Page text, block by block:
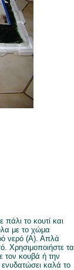
το κουτί και
με το χώμα
νερό (Α). Απλά
Χρησιμοποιήστε τα
τον κουβά ή την
καλά το